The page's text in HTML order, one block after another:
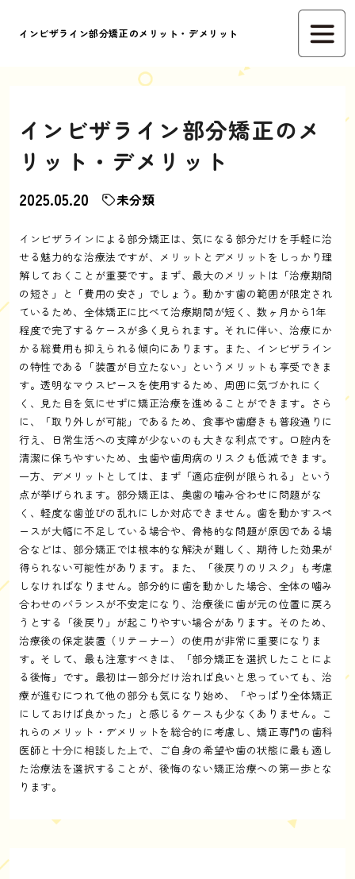
インビザライン部分矯正のメリット・デメリット
インビザライン部分矯正のメ
リット・デメリット
2025.05.20 未分類
インビザラインによる部分矯正は、気になる部分だけを手軽に治
せる魅力的な治療法ですが、メリットとデメリットをしっかり理
解しておくことが重要です。まず、最大のメリットは「治療期間
の短さ」と「費用の安さ」でしょう。動かす歯の範囲が限定され
ているため、全体矯正に比べて治療期間が短く、数ヶ月から1年
程度で完了するケースが多く見られます。それに伴い、治療にか
かる総費用も抑えられる傾向にあります。また、インビザライン
の特性である「装置が目立たない」というメリットも享受できま
す。透明なマウスピースを使用するため、周囲に気づかれにく
く、見た目を気にせずに矯正治療を進めることができます。さら
に、「取り外しが可能」であるため、食事や歯磨きも普段通りに
行え、日常生活への支障が少ないのも大きな利点です。口腔内を
清潔に保ちやすいため、虫歯や歯周病のリスクも低減できます。
一方、デメリットとしては、まず「適応症例が限られる」という
点が挙げられます。部分矯正は、奥歯の噛み合わせに問題がな
く、軽度な歯並びの乱れにしか対応できません。歯を動かすスペ
ースが大幅に不足している場合や、骨格的な問題が原因である場
合などは、部分矯正では根本的な解決が難しく、期待した効果が
得られない可能性があります。また、「後戻りのリスク」も考慮
しなければなりません。部分的に歯を動かした場合、全体の噛み
合わせのバランスが不安定になり、治療後に歯が元の位置に戻ろ
うとする「後戻り」が起こりやすい場合があります。そのため、
治療後の保定装置（リテーナー）の使用が非常に重要になりま
す。そして、最も注意すべきは、「部分矯正を選択したことによ
る後悔」です。最初は一部分だけ治れば良いと思っていても、治
療が進むにつれて他の部分も気になり始め、「やっぱり全体矯正
にしておけば良かった」と感じるケースも少なくありません。こ
れらのメリット・デメリットを総合的に考慮し、矯正専門の歯科
医師と十分に相談した上で、ご自身の希望や歯の状態に最も適し
た治療法を選択することが、後悔のない矯正治療への第一歩とな
ります。